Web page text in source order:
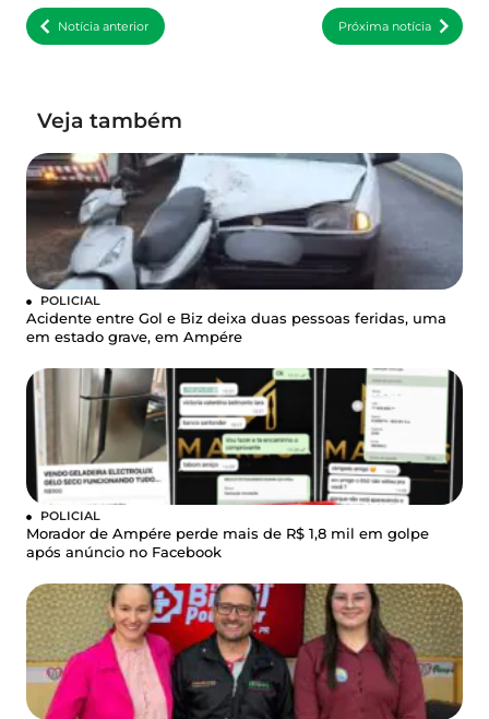
Notícia anterior Próxima notícia
Veja também
POLICIAL
Acidente entre Gol e Biz deixa duas pessoas feridas, uma
em estado grave, em Ampére
POLICIAL
Morador de Ampére perde mais de R$ 1,8 mil em golpe
após anúncio no Facebook